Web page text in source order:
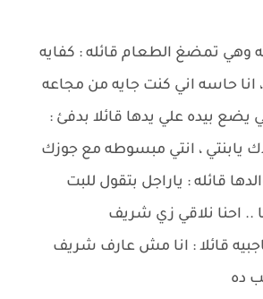
وهي تمضغ الطعام قائله : كفايه
، انا حاسه اني كنت جايه من مجاعه
بيده علي يدها قائلا بدفئ :
يابنتي ، انتي مبسوطه مع جوزك
قائله : ياراجل بتقول للبت
احنا نلاقي زي شريف
قائلا : انا مش عارف شريف
ده